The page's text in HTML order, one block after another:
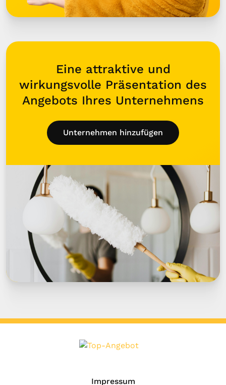
Eine attraktive und
wirkungsvolle Präsentation des
Angebots Ihres Unternehmens
Unternehmen hinzufügen
Impressum